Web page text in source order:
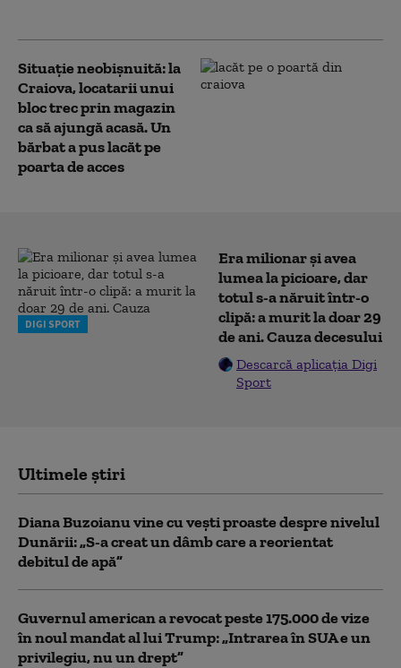
Situație neobișnuită: la
Craiova, locatarii unui
bloc trec prin magazin
ca să ajungă acasă. Un
bărbat a pus lacăt pe
poarta de acces
DIGI SPORT
Era milionar și avea
lumea la picioare, dar
totul s-a năruit într-o
clipă: a murit la doar 29
de ani. Cauza decesului
Descarcă aplicația Digi
Sport
Ultimele știri
Diana Buzoianu vine cu vești proaste despre nivelul
Dunării: „S-a creat un dâmb care a reorientat
debitul de apă”
Guvernul american a revocat peste 175.000 de vize
în noul mandat al lui Trump: „Intrarea în SUA e un
privilegiu, nu un drept”